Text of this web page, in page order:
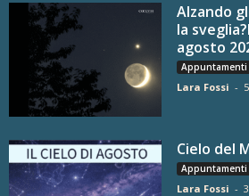
Alzando
la
agosto
Appuntamenti
Lara Fossi -
Cielo del
Appuntamenti
Lara Fossi -